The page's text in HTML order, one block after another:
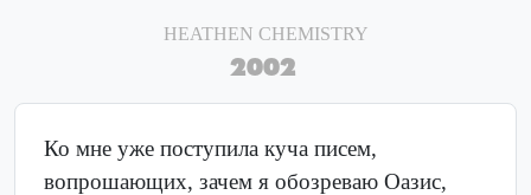
HEATHEN CHEMISTRY
2002
Ко мне уже поступила куча писем,
вопрошающих, зачем я обозреваю Оазис,